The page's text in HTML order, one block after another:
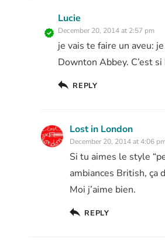
Lucie
December 20, 2014 at 2:57 pm
je vais te faire un aveu:
Downton Abbey. C’est si
REPLY
Lost in London
December 20, 2014 at 4:06
Si tu aimes le style
ambiances British, ça
Moi j’aime bien.
REPLY